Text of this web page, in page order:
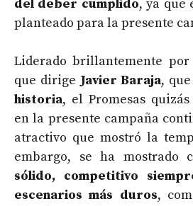
del deber cumplido, ya que
planteado para la presente
Liderado brillantemente
que dirige Javier Baraja, que
historia, el Promesas
en la presente campaña
atractivo que mostró la
embargo, se ha mostrado
sólido, competitivo
escenarios más duros,